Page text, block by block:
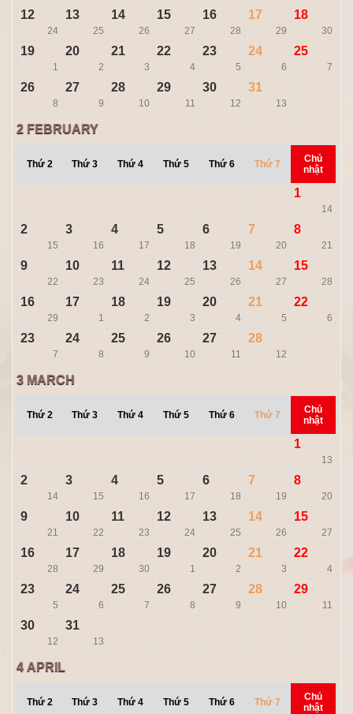
12
24
13
25
14
26
15
27
16
28
17
29
18
30
19
1
20
2
21
3
22
4
23
5
24
6
25
7
26
8
27
9
28
10
29
11
30
12
31
13
2 FEBRUARY
Thứ 2 Thứ 3 Thứ 4 Thứ 5 Thứ 6 Thứ 7
Chủ
nhật
1
14
2
15
3
16
4
17
5
18
6
19
7
20
8
21
9
22
10
23
11
24
12
25
13
26
14
27
15
28
16
29
17
1
18
2
19
3
20
4
21
5
22
6
23
7
24
8
25
9
26
10
27
11
28
12
3 MARCH
Thứ 2 Thứ 3 Thứ 4 Thứ 5 Thứ 6 Thứ 7
Chủ
nhật
1
13
2
14
3
15
4
16
5
17
6
18
7
19
8
20
9
21
10
22
11
23
12
24
13
25
14
26
15
27
16
28
17
29
18
30
19
1
20
2
21
3
22
4
23
5
24
6
25
7
26
8
27
9
28
10
29
11
30
12
31
13
4 APRIL
Thứ 2 Thứ 3 Thứ 4 Thứ 5 Thứ 6 Thứ 7
Chủ
nhật